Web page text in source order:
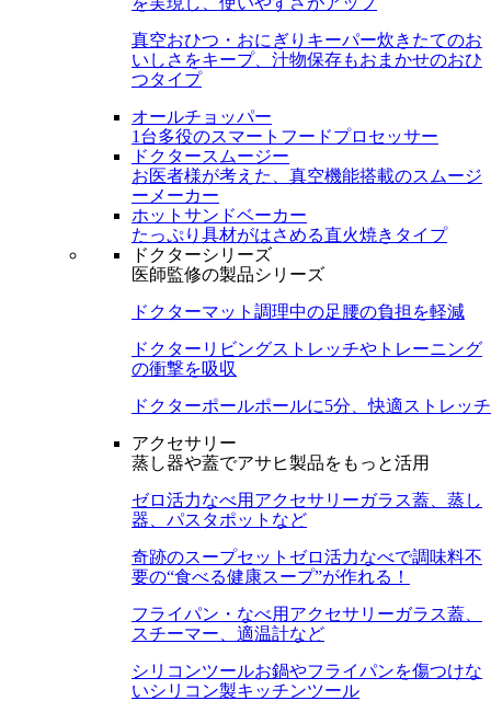
真空おひつ・おにぎりキーパー炊きたてのお
いしさをキープ、汁物保存もおまかせのおひ
つタイプ
オールチョッパー
1台多役のスマートフードプロセッサー
ドクタースムージー
お医者様が考えた、真空機能搭載のスムージ
ーメーカー
ホットサンドベーカー
たっぷり具材がはさめる直火焼きタイプ
ドクターシリーズ
医師監修の製品シリーズ
ドクターマット 調理中の足腰の負担を軽減
ドクターリビングストレッチやトレーニング
の衝撃を吸収
ドクターポールポールに5分、快適ストレッチ
アクセサリー
蒸し器や蓋でアサヒ製品をもっと活用
ゼロ活力なべ用アクセサリーガラス蓋、蒸し
器、パスタポットなど
奇跡のスープセット ゼロ活力なべで調味料不
要の“食べる健康スープ”が作れる！
フライパン・なべ用アクセサリーガラス蓋、
スチーマー、適温計など
シリコンツールお鍋やフライパンを傷つけな
いシリコン製キッチンツール